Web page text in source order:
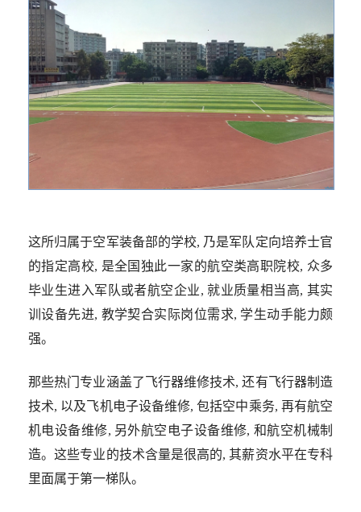
这所归属于空军装备部的学校, 乃是军队定向培养士官
的指定高校, 是全国独此一家的航空类高职院校, 众多
毕业生进入军队或者航空企业, 就业质量相当高, 其实
训设备先进, 教学契合实际岗位需求, 学生动手能力颇
强。
那些热门专业涵盖了飞行器维修技术, 还有飞行器制造
技术, 以及飞机电子设备维修, 包括空中乘务, 再有航空
机电设备维修, 另外航空电子设备维修, 和航空机械制
造。这些专业的技术含量是很高的, 其薪资水平在专科
里面属于第一梯队。